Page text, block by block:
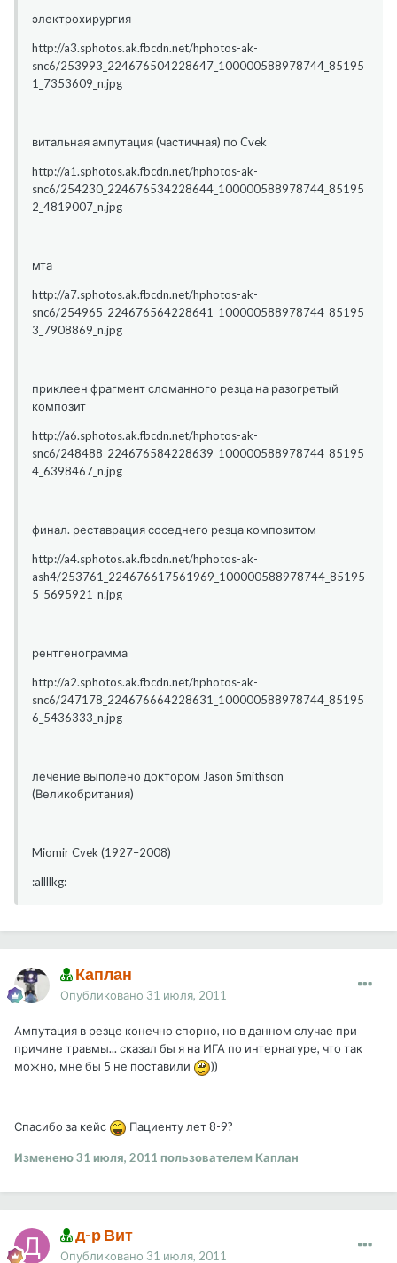
электрохирургия
http://a3.sphotos.ak.fbcdn.net/hphotos-ak-
snc6/253993_224676504228647_100000588978744_85195
1_7353609_n.jpg
витальная ампутация (частичная) по Cvek
http://a1.sphotos.ak.fbcdn.net/hphotos-ak-
snc6/254230_224676534228644_100000588978744_85195
2_4819007_n.jpg
мта
http://a7.sphotos.ak.fbcdn.net/hphotos-ak-
snc6/254965_224676564228641_100000588978744_85195
3_7908869_n.jpg
приклеен фрагмент сломанного резца на разогретый
композит
http://a6.sphotos.ak.fbcdn.net/hphotos-ak-
snc6/248488_224676584228639_100000588978744_85195
4_6398467_n.jpg
финал. реставрация соседнего резца композитом
http://a4.sphotos.ak.fbcdn.net/hphotos-ak-
ash4/253761_224676617561969_100000588978744_85195
5_5695921_n.jpg
рентгенограмма
http://a2.sphotos.ak.fbcdn.net/hphotos-ak-
snc6/247178_224676664228631_100000588978744_85195
6_5436333_n.jpg
лечение выполено доктором Jason Smithson
(Великобритания)
Miomir Cvek (1927–2008)
:allllkg:
Каплан
Опубликовано 31 июля, 2011
Ампутация в резце конечно спорно, но в данном случае при
причине травмы... сказал бы я на ИГА по интернатуре, что так
можно, мне бы 5 не поставили
))
Спасибо за кейс Пациенту лет 8-9?
Изменено31 июля, 2011 пользователем Каплан
д-р Вит
Опубликовано 31 июля, 2011